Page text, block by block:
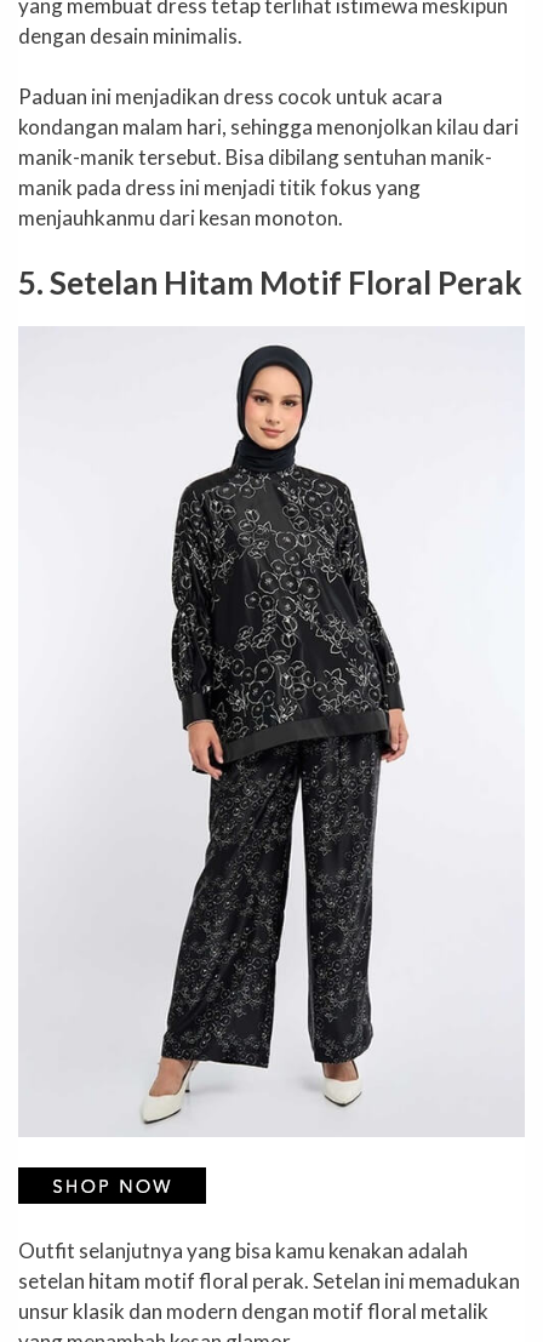
yang membuat dress tetap terlihat istimewa meskipun
dengan desain minimalis.
Paduan ini menjadikan dress cocok untuk acara
kondangan malam hari, sehingga menonjolkan kilau dari
manik-manik tersebut. Bisa dibilang sentuhan manik-
manik pada dress ini menjadi titik fokus yang
menjauhkanmu dari kesan monoton.
5. Setelan Hitam Motif Floral Perak
Outfit selanjutnya yang bisa kamu kenakan adalah
setelan hitam motif floral perak. Setelan ini memadukan
unsur klasik dan modern dengan motif floral metalik